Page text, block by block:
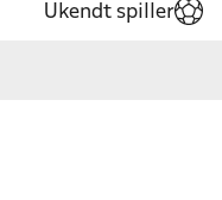
Ukendt spiller